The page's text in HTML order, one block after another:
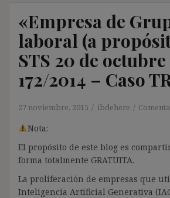
«Empresa de
laboral (a
STS 20 de octubre
172/2014 – Caso
27 noviembre, 2015 ibdehere
Nota:
El propósito de este blog es
forma totalmente GRATUITA.
La proliferación de empresas que
Inteligencia Artificial Generativa